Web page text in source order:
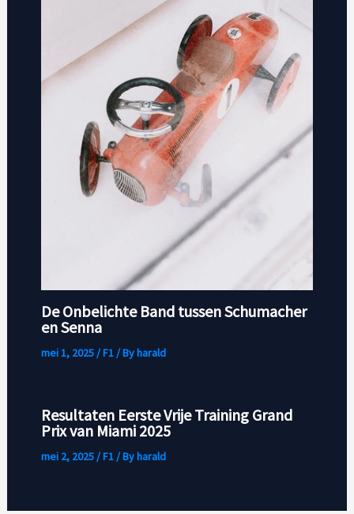
De Onbelichte Band tussen Schumacher
en Senna
mei 1, 2025/F1/ Byharald
Resultaten Eerste Vrije Training Grand
Prix van Miami 2025
mei 2, 2025/F1/ Byharald